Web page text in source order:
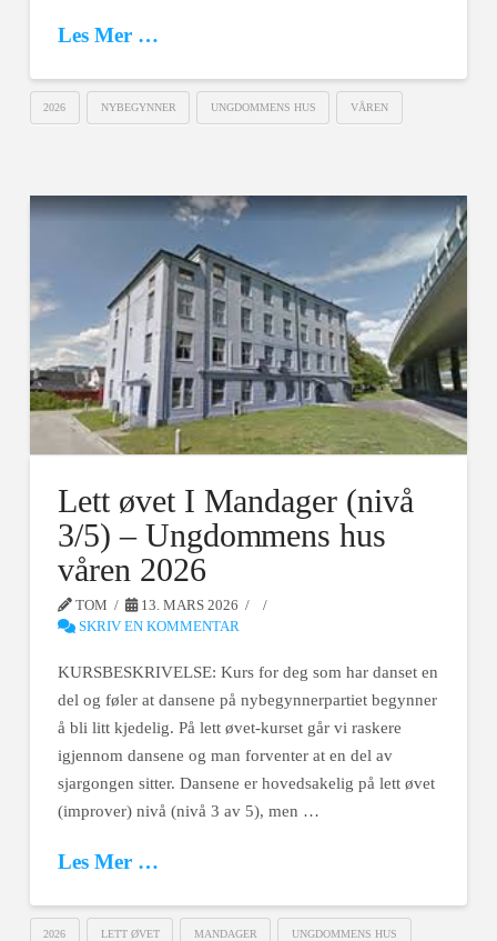
Les Mer …
2026 NYBEGYNNER UNGDOMMENS HUS VÅREN
Lett øvet I Mandager (nivå
3/5) – Ungdommens hus
våren 2026
TOM
13. MARS 2026
SKRIV EN KOMMENTAR
KURSBESKRIVELSE: Kurs for deg som har danset en
del og føler at dansene på nybegynnerpartiet begynner
å bli litt kjedelig. På lett øvet-kurset går vi raskere
igjennom dansene og man forventer at en del av
sjargongen sitter. Dansene er hovedsakelig på lett øvet
(improver) nivå (nivå 3 av 5), men …
Les Mer …
2026 LETT ØVET MANDAGER UNGDOMMENS HUS